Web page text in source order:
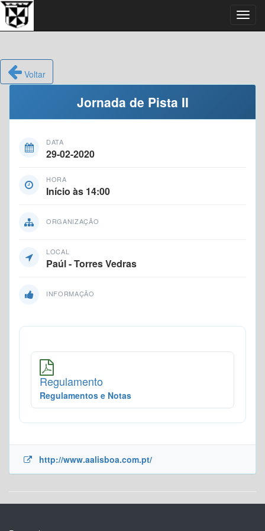
Voltar
Jornada de Pista II
DATA
29-02-2020
HORA
Início às 14:00
ORGANIZAÇÃO
LOCAL
Paúl - Torres Vedras
INFORMAÇÃO
Regulamento
Regulamentos e Notas
http://www.aalisboa.com.pt/